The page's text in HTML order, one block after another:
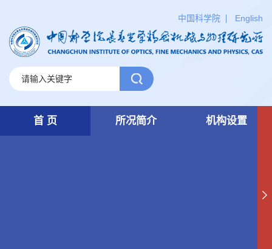
中国科学院 English
首 页 所况简介 机构设置